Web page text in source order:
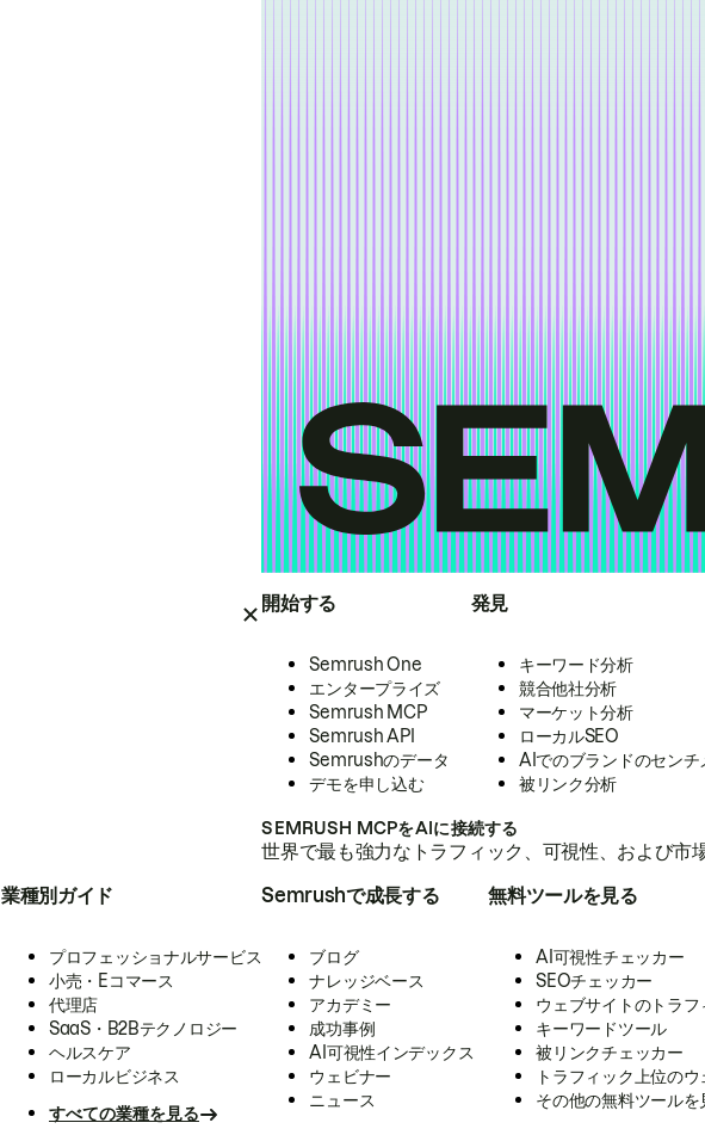
開始する
Semrush One
エンタープライズ
Semrush MCP
Semrush API
Semrushのデータ
デモを申し込む
発見
キーワード分析
競合他社分析
マーケット分析
ローカルSEO
AIでのブランドのセンチ
被リンク分析
SEMRUSH MCPをAIに接続する
世界で最も強力なトラフィック、可視性、および
業種別ガイド
プロフェッショナルサービス
小売・Eコマース
代理店
SaaS・B2Bテクノロジー
ヘルスケア
ローカルビジネス
すべての業種を見る
Semrushで成長する
ブログ
ナレッジベース
アカデミー
成功事例
AI可視性インデックス
ウェビナー
ニュース
無料ツールを見る
AI可視性チェッカー
SEOチェッカー
ウェブサイトのトラ
キーワードツール
被リンクチェッカー
トラフィック上位の
その他の無料ツールを